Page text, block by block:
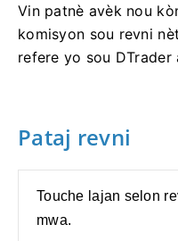
Vin patnè avèk nou
komisyon sou revni
refere yo sou DTrader
Pataj revni
Touche lajan selon
mwa.